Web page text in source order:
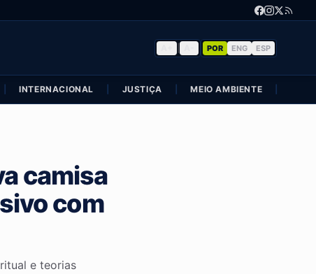
POR ENG ESP
INTERNACIONAL JUSTIÇA MEIO AMBIENTE
camisa
com
e teorias